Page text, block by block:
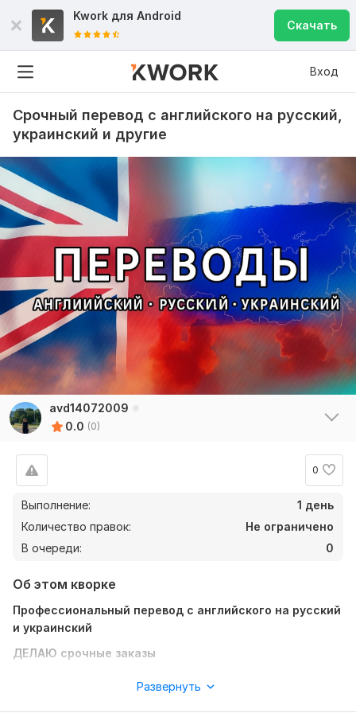
Kwork для Android
Скачать
Вход
Срочный перевод с английского на русский,
украинский и другие
avd14072009
0.0 (0)
0
Выполнение:
1 день
Количество правок:
Не ограничено
В очереди:
0
Об этом кворке
Профессиональный перевод с английского на русский
и украинский
ДЕЛАЮ срочные заказы
предлагающий качественный и грамотный перевод
Развернуть